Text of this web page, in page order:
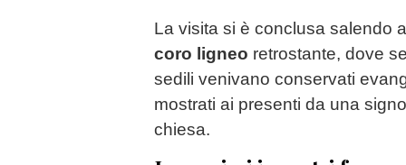
La visita si è conclusa salendo
coro ligneo retrostante, dove
sedili venivano conservati
mostrati ai presenti da una
chiesa.